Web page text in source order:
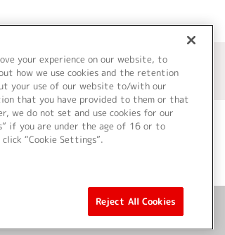
your experience on our website, to
how we use cookies and the retention
your use of our website to/with our
that you have provided to them or that
we do not set and use cookies for our
if you are under the age of 16 or to
“Cookie Settings”.
Reject All Cookies